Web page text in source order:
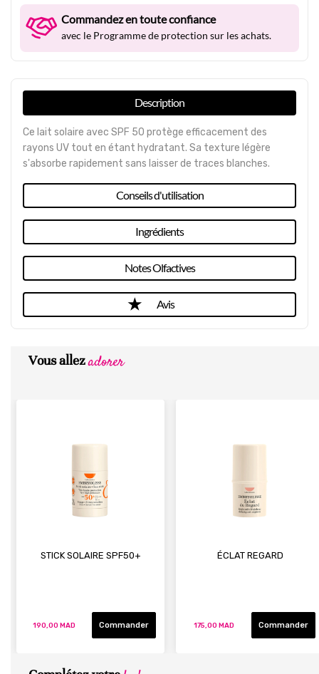
Commandez en toute confiance
avec le Programme de protection sur les achats.
Description
Ce lait solaire avec SPF 50 protège efficacement des
rayons UV tout en étant hydratant. Sa texture légère
s'absorbe rapidement sans laisser de traces blanches.
Conseils d'utilisation
Ingrédients
Notes Olfactives
Avis
Vous allezadorer
STICK SOLAIRE SPF50+
190,00 MAD Commander
ÉCLAT REGARD
175,00 MAD Commander